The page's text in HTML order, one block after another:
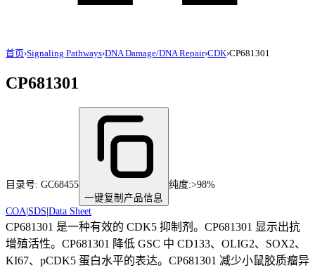
首页›Signaling Pathways›DNA Damage/DNA Repair›CDK›CP681301
CP681301
目录号: GC68455
一键复制产品信息
纯度:>98%
COA SDS Data Sheet
CP681301 是一种有效的 CDK5 抑制剂。CP681301 显示出抗
增殖活性。CP681301 降低 GSC 中 CD133、OLIG2、SOX2、
KI67、pCDK5 蛋白水平的表达。CP681301 减少小鼠胶质瘤异